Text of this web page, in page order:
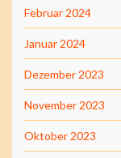
Februar 2024
Januar 2024
Dezember 2023
November 2023
Oktober 2023